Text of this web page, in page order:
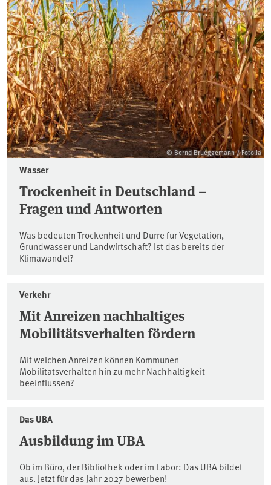
© Bernd Brueggemann / Fotolia
Wasser
Trockenheit in Deutschland –
Fragen und Antworten
Was bedeuten Trockenheit und Dürre für Vegetation,
Grundwasser und Landwirtschaft? Ist das bereits der
Klimawandel?
Verkehr
Mit Anreizen nachhaltiges
Mobilitätsverhalten fördern
Mit welchen Anreizen können Kommunen
Mobilitätsverhalten hin zu mehr Nachhaltigkeit
beeinflussen?
Das UBA
Ausbildung im UBA
Ob im Büro, der Bibliothek oder im Labor: Das UBA bildet
aus. Jetzt für das Jahr 2027 bewerben!